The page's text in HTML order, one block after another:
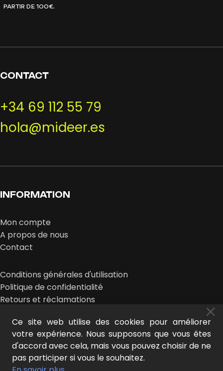
PARTIR DE 100€.
CONTACT
+34 69 112 55 79
hola@mideer.es
INFORMATION
Mon compte
A propos de nous
Contact
Conditions générales d'utilisation
Politique de confidentialité
Retours et réclamations
MIDEER © 2026 | conception :LE NOUVEAU LOOK
Ce site web utilise des cookies pour améliorer
votre expérience. Nous supposons que vous êtes
d'accord avec cela, mais vous pouvez choisir de ne
pas participer si vous le souhaitez.